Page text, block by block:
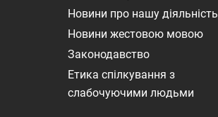
Новини про нашу діяльність
Новини жестовою мовою
Законодавство
Етика спілкування з
слабочуючими людьми